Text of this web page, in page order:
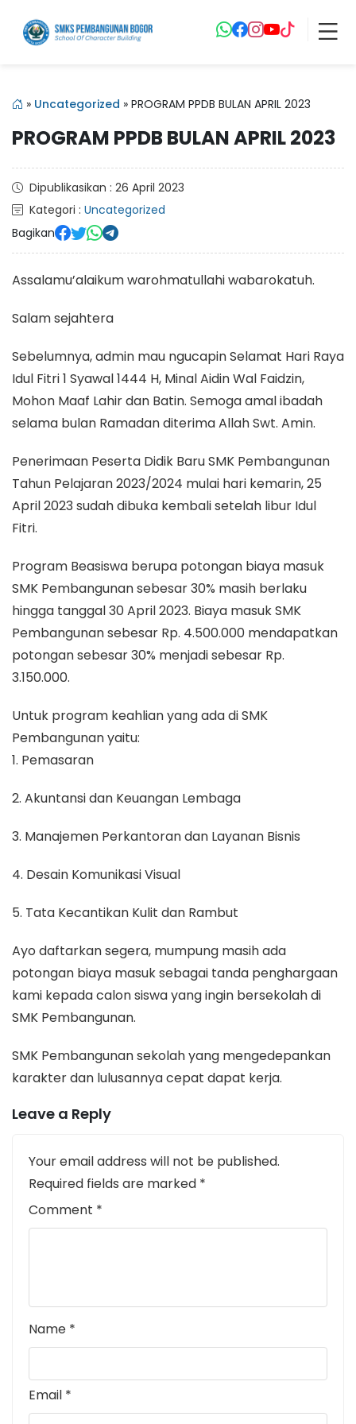
» Uncategorized » PROGRAM PPDB BULAN APRIL 2023
PROGRAM PPDB BULAN APRIL 2023
Dipublikasikan : 26 April 2023
Kategori : Uncategorized
Bagikan
Assalamu’alaikum warohmatullahi wabarokatuh.
Salam sejahtera
Sebelumnya, admin mau ngucapin Selamat Hari Raya
Idul Fitri 1 Syawal 1444 H, Minal Aidin Wal Faidzin,
Mohon Maaf Lahir dan Batin. Semoga amal ibadah
selama bulan Ramadan diterima Allah Swt. Amin.
Penerimaan Peserta Didik Baru SMK Pembangunan
Tahun Pelajaran 2023/2024 mulai hari kemarin, 25
April 2023 sudah dibuka kembali setelah libur Idul
Fitri.
Program Beasiswa berupa potongan biaya masuk
SMK Pembangunan sebesar 30% masih berlaku
hingga tanggal 30 April 2023. Biaya masuk SMK
Pembangunan sebesar Rp. 4.500.000 mendapatkan
potongan sebesar 30% menjadi sebesar Rp.
3.150.000.
Untuk program keahlian yang ada di SMK
Pembangunan yaitu:
1. Pemasaran
2. Akuntansi dan Keuangan Lembaga
3. Manajemen Perkantoran dan Layanan Bisnis
4. Desain Komunikasi Visual
5. Tata Kecantikan Kulit dan Rambut
Ayo daftarkan segera, mumpung masih ada
potongan biaya masuk sebagai tanda penghargaan
kami kepada calon siswa yang ingin bersekolah di
SMK Pembangunan.
SMK Pembangunan sekolah yang mengedepankan
karakter dan lulusannya cepat dapat kerja.
Leave a Reply
Your email address will not be published.
Required fields are marked *
Comment *
Name *
Email *